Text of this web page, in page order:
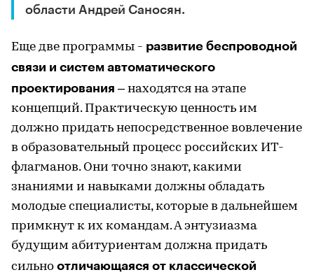
области Андрей Саносян.
Еще две программы - развитие беспроводной
связи и систем автоматического
проектирования – находятся на этапе
концепций. Практическую ценность им
должно придать непосредственное вовлечение
в образовательный процесс российских ИТ-
флагманов. Они точно знают, какими
знаниями и навыками должны обладать
молодые специалисты, которые в дальнейшем
примкнут к их командам. А энтузиазма
будущим абитуриентам должна придать
сильно отличающаяся от классической